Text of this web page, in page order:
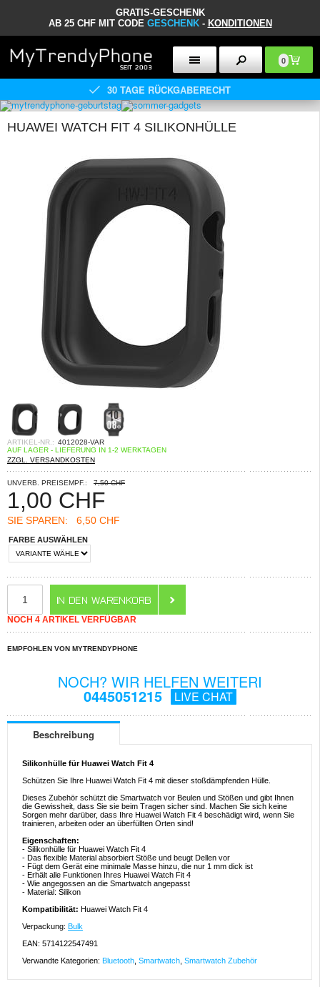
GRATIS-GESCHENK
AB 25 CHF MIT CODE GESCHENK- KONDITIONEN
0
30 TAGE RÜCKGABERECHT
HUAWEI WATCH FIT 4 SILIKONHÜLLE
ARTIKEL-NR.: 4012028-VAR
AUF LAGER - LIEFERUNG IN 1-2 WERKTAGEN
ZZGL. VERSANDKOSTEN
UNVERB. PREISEMPF.: 7,50 CHF
1,00 CHF
SIE SPAREN: 6,50 CHF
FARBE AUSWÄHLEN
NOCH 4 ARTIKEL VERFÜGBAR
EMPFOHLEN VON MYTRENDYPHONE
NOCH? WIR HELFEN WEITERI
0445051215 LIVE CHAT
Beschreibung
Silikonhülle für Huawei Watch Fit 4
Schützen Sie Ihre Huawei Watch Fit 4 mit dieser stoßdämpfenden Hülle.
Dieses Zubehör schützt die Smartwatch vor Beulen und Stößen und gibt Ihnen
die Gewissheit, dass Sie sie beim Tragen sicher sind. Machen Sie sich keine
Sorgen mehr darüber, dass Ihre Huawei Watch Fit 4 beschädigt wird, wenn Sie
trainieren, arbeiten oder an überfüllten Orten sind!
Eigenschaften:
- Silikonhülle für Huawei Watch Fit 4
- Das flexible Material absorbiert Stöße und beugt Dellen vor
- Fügt dem Gerät eine minimale Masse hinzu, die nur 1 mm dick ist
- Erhält alle Funktionen Ihres Huawei Watch Fit 4
- Wie angegossen an die Smartwatch angepasst
- Material: Silikon
Kompatibilität: Huawei Watch Fit 4
Verpackung: Bulk
EAN: 5714122547491
Verwandte Kategorien: Bluetooth Smartwatch Smartwatch Zubehör